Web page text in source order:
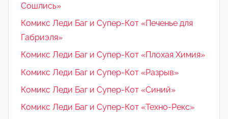
Сошлись»
Комикс Леди Баг и Супер-Кот «Печенье для
Габриэля»
Комикс Леди Баг и Супер-Кот «Плохая Химия»
Комикс Леди Баг и Супер-Кот «Разрыв»
Комикс Леди Баг и Супер-Кот «Синий»
Комикс Леди Баг и Супер-Кот «Техно-Рекс»